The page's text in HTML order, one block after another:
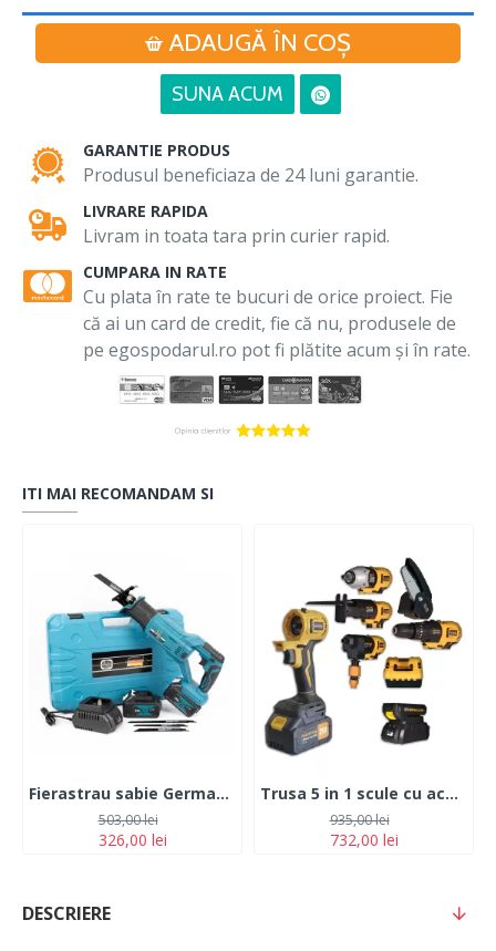
ADAUGĂ ÎN COŞ
SUNA ACUM
GARANTIE PRODUS
Produsul beneficiaza de 24 luni garantie.
LIVRARE RAPIDA
Livram in toata tara prin curier rapid.
CUMPARA IN RATE
Cu plata în rate te bucuri de orice proiect. Fie
că ai un card de credit, fie că nu, produsele de
pe egospodarul.ro pot fi plătite acum și în rate.
ITI MAI RECOMANDAM SI
Fierastrau sabie German Meister XR, cu 2 acumulatori, 5Ah, 24V, 4 panze, albastru
326,00 lei
503,00 lei
Trusa 5 in 1 scule cu acumulator ROTOR JFCT001 Pistol Impact -Bormasina cu mandrina -Mini Fierastrau -Spalator cu presiune, - 2 Acumulatori 21V//2Ah
732,00 lei
935,00 lei
DESCRIERE